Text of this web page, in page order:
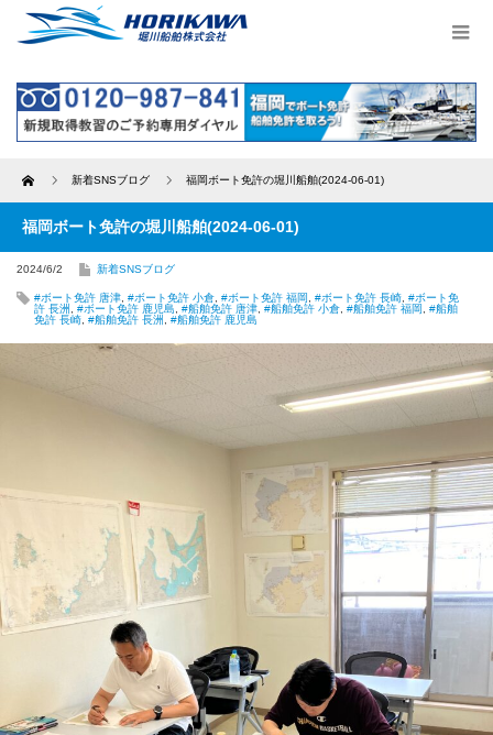
Home 新着SNSブログ 福岡ボート免許の堀川船舶(2024-06-01)
福岡ボート免許の堀川船舶(2024-06-01)
2024/6/2 新着SNSブログ
#ボート免許 唐津 #ボート免許 小倉 #ボート免許 福岡 #ボート免許 長崎 #ボート免
許 長洲
#ボート免許 鹿児島 #船舶免許 唐津 #船舶免許 小倉 #船舶免許 福岡
#船舶
免許 長崎 #船舶免許 長洲 #船舶免許 鹿児島